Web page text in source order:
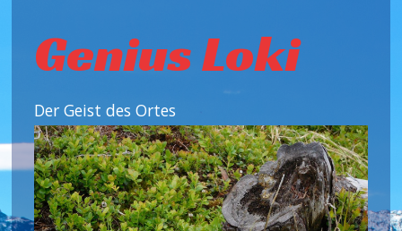
Genius Loki
Der Geist des Ortes